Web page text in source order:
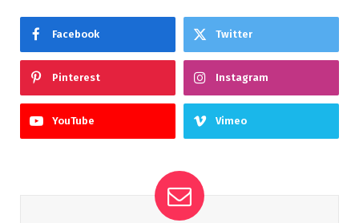
Facebook Twitter
Pinterest Instagram
YouTube Vimeo